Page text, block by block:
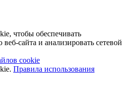
чтобы обеспечивать
сайта и анализировать сетевой
cookie
Правила использования